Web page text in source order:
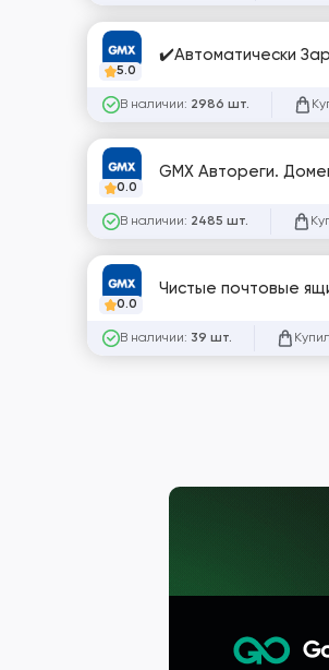
5.0
✔️Автоматически
В наличии: 2986 шт.
0.0
GMX Автореги.
В наличии: 2485 шт.
0.0
Чистые почтовые
В наличии: 39 шт.